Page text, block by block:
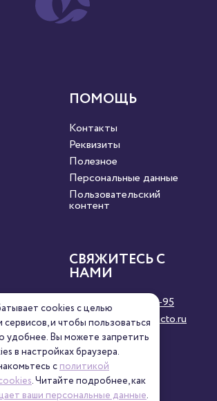
ПОМОЩЬ
Контакты
Реквизиты
Полезное
Персональные данные
Пользовательский
контент
СВЯЖИТЕСЬ С
НАМИ
8 (800) 333-63-95
orders@torrefacto.ru
cookies с целью
и чтобы пользоваться
удобнее. Вы можете запретить
в настройках браузера.
сполитикой
. Читайте подробнее, как
ваши персональные данные.